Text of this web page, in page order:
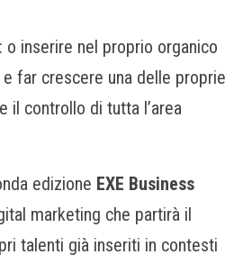
: o inserire nel proprio organico
far crescere una delle proprie
il controllo di tutta l’area
edizione EXE Business
marketing che partirà il
talenti già inseriti in contesti